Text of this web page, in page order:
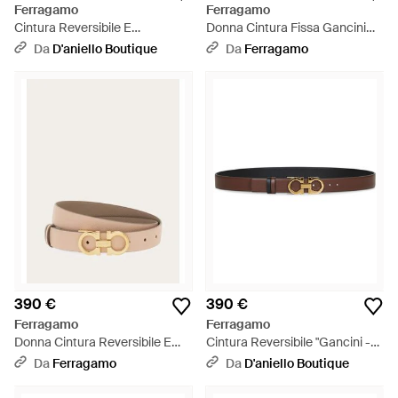
Ferragamo
Cintura Reversibile E
Regolabile Gancini - Bianco
Da D'aniello Boutique
Ferragamo
Donna Cintura Fissa Gancini
Ricoperto - Nero
Da Ferragamo
390 €
Ferragamo
Donna Cintura Reversibile E
Regolabile Gancini - Neutro
Da Ferragamo
390 €
Ferragamo
Cintura Reversibile "Gancini -
Bianco
Da D'aniello Boutique